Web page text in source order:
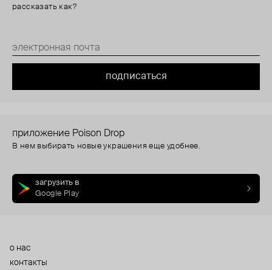
рассказать как?
подписаться
приложение Poison Drop
В нем выбирать новые украшения еще удобнее.
загрузить в
Google Play
о нас
контакты